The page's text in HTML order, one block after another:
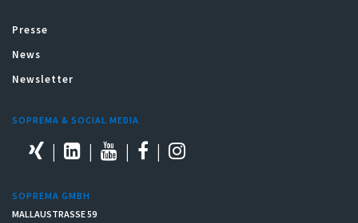
Presse
News
Newsletter
SOPREMA & SOCIAL MEDIA
SOPREMA GMBH
MALLAUSTRASSE 59